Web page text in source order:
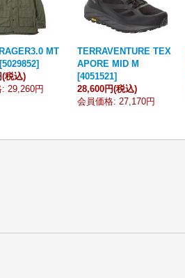
MT
[5029852]
(税込)
: 29,260円
TERRAVENTURE TEX
APORE MID M
[4051521]
28,600円(税込)
会員価格: 27,170円